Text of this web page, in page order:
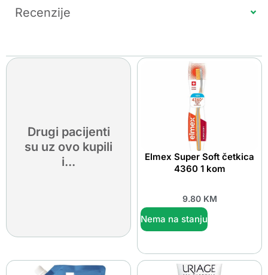
Recenzije
Drugi pacijenti
su uz ovo kupili
i...
Elmex Super Soft četkica
4360 1 kom
9.80 KM
Nema na stanju